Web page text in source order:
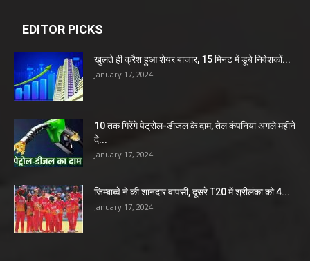
EDITOR PICKS
खुलते ही क्रैश हुआ शेयर बाजार, 15 मिनट में डूबे निवेशकों...
January 17, 2024
10 तक गिरेंगे पेट्रोल-डीजल के दाम, तेल कंपनियां अगले महीने
दे...
January 17, 2024
जिम्बाब्वे ने की शानदार वापसी, दूसरे T20 में श्रीलंका को 4...
January 17, 2024